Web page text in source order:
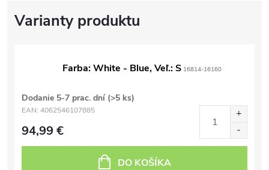
Farba: White - Blue, Veľ.: S 16814-16160
Dodanie 5-7 prac. dní (>5 ks)
EAN: 4062546107885
94,99 €
DO KOŠÍKA